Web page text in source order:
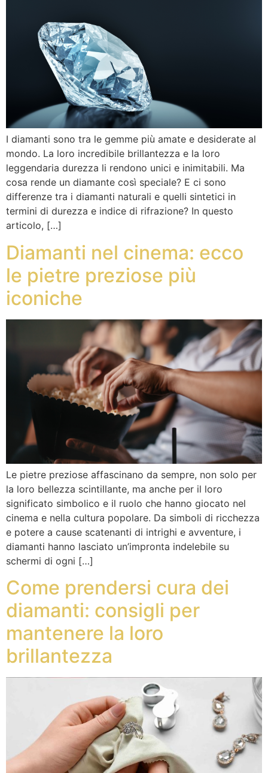
I diamanti sono tra le gemme più amate e desiderate al
mondo. La loro incredibile brillantezza e la loro
leggendaria durezza li rendono unici e inimitabili. Ma
cosa rende un diamante così speciale? E ci sono
differenze tra i diamanti naturali e quelli sintetici in
termini di durezza e indice di rifrazione? In questo
articolo, […]
Diamanti nel cinema: ecco
le pietre preziose più
iconiche
Le pietre preziose affascinano da sempre, non solo per
la loro bellezza scintillante, ma anche per il loro
significato simbolico e il ruolo che hanno giocato nel
cinema e nella cultura popolare. Da simboli di ricchezza
e potere a cause scatenanti di intrighi e avventure, i
diamanti hanno lasciato un’impronta indelebile su
schermi di ogni […]
Come prendersi cura dei
diamanti: consigli per
mantenere la loro
brillantezza